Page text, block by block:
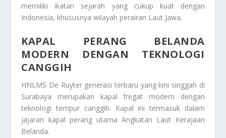
memiliki ikatan sejarah yang cukup kuat dengan
Indonesia, khususnya wilayah perairan Laut Jawa.
KAPAL PERANG BELANDA
MODERN DENGAN TEKNOLOGI
CANGGIH
HNLMS De Ruyter generasi terbaru yang kini singgah di
Surabaya merupakan kapal fregat modern dengan
teknologi tempur canggih. Kapal ini termasuk dalam
jajaran kapal perang utama Angkatan Laut Kerajaan
Belanda.